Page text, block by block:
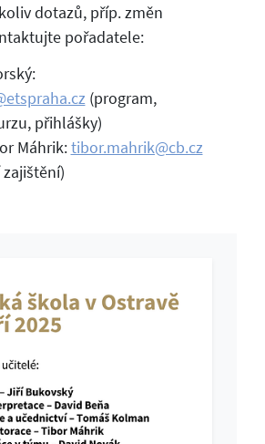
dotazů, příp. změn
pořadatele:
(program,
přihlášky)
Máhrik:tibor.mahrik@cb.cz